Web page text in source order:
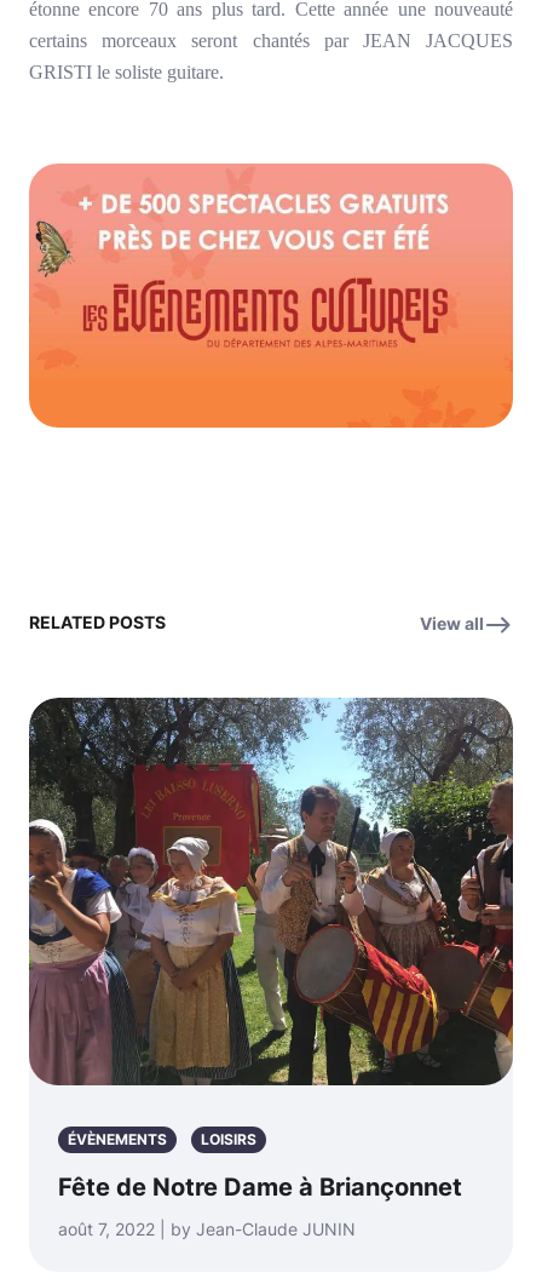
étonne encore 70 ans plus tard. Cette année une nouveauté
certains morceaux seront chantés par JEAN JACQUES
GRISTI le soliste guitare.
RELATED POSTS View all
ÉVÈNEMENTS LOISIRS
Fête de Notre Dame à Briançonnet
août 7, 2022 | by Jean-Claude JUNIN